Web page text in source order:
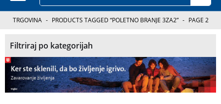
TRGOVINA - PRODUCTS TAGGED “POLETNO BRANJE 3ZA2” - PAGE 2
Filtriraj po kategorijah